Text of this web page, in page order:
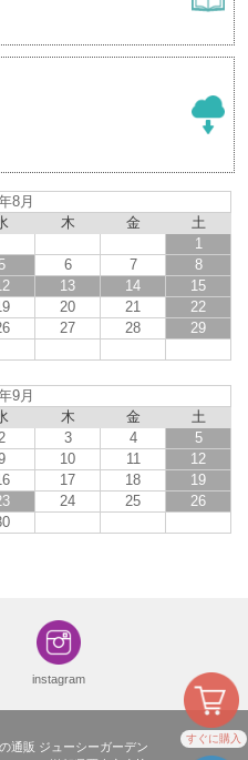
すぐに購入
8月
木 金
土
1
5 6 7
8
13 14
15
20 21
22
27 28
29
9月
木 金
土
3 4
5
10 11
12
17 18
19
24 25
26
instagram
通販 ジューシーガーデン